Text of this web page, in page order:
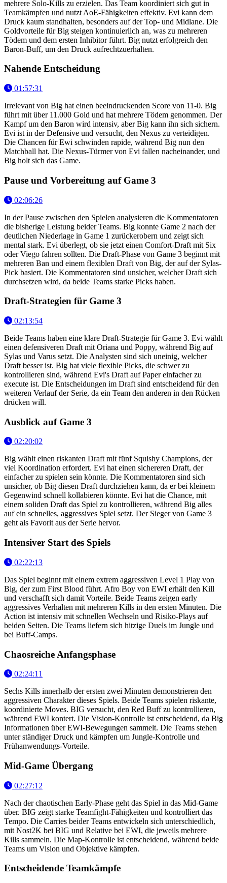
mehrere Solo-Kills zu erzielen. Das Team koordiniert sich gut in
Teamkämpfen und nutzt AoE-Fähigkeiten effektiv. Evi kann dem
Druck kaum standhalten, besonders auf der Top- und Midlane. Die
Goldvorteile für Big steigen kontinuierlich an, was zu mehreren
Tödem und dem ersten Inhibitor führt. Big nutzt erfolgreich den
Baron-Buff, um den Druck aufrechtzuerhalten.
Nahende Entscheidung
01:57:31
Irrelevant von Big hat einen beeindruckenden Score von 11-0. Big
führt mit über 11.000 Gold und hat mehrere Tödem genommen. Der
Kampf um den Baron wird intensiv, aber Big kann ihn sich sichern.
Evi ist in der Defensive und versucht, den Nexus zu verteidigen.
Die Chancen für Ewi schwinden rapide, während Big nun den
Matchball hat. Die Nexus-Türmer von Evi fallen nacheinander, und
Big holt sich das Game.
Pause und Vorbereitung auf Game 3
02:06:26
In der Pause zwischen den Spielen analysieren die Kommentatoren
die bisherige Leistung beider Teams. Big konnte Game 2 nach der
deutlichen Niederlage in Game 1 zurückerobern und zeigt sich
mental stark. Evi überlegt, ob sie jetzt einen Comfort-Draft mit Six
oder Viego fahren sollten. Die Draft-Phase von Game 3 beginnt mit
mehreren Ban und einem flexiblen Draft von Big, der auf der Sylas-
Pick basiert. Die Kommentatoren sind unsicher, welcher Draft sich
durchsetzen wird, da beide Teams starke Picks haben.
Draft-Strategien für Game 3
02:13:54
Beide Teams haben eine klare Draft-Strategie für Game 3. Evi wählt
einen defensiveren Draft mit Oriana und Poppy, während Big auf
Sylas und Varus setzt. Die Analysten sind sich uneinig, welcher
Draft besser ist. Big hat viele flexible Picks, die schwer zu
kontrollieren sind, während Evi's Draft auf Paper einfacher zu
execute ist. Die Entscheidungen im Draft sind entscheidend für den
weiteren Verlauf der Serie, da ein Team den anderen in den Rücken
drücken will.
Ausblick auf Game 3
02:20:02
Big wählt einen riskanten Draft mit fünf Squishy Champions, der
viel Koordination erfordert. Evi hat einen sichereren Draft, der
einfacher zu spielen sein könnte. Die Kommentatoren sind sich
unsicher, ob Big diesen Draft durchziehen kann, da er bei kleinem
Gegenwind schnell kollabieren könnte. Evi hat die Chance, mit
einem soliden Draft das Spiel zu kontrollieren, während Big alles
auf ein schnelles, aggressives Spiel setzt. Der Sieger von Game 3
geht als Favorit aus der Serie hervor.
Intensiver Start des Spiels
02:22:13
Das Spiel beginnt mit einem extrem aggressiven Level 1 Play von
Big, der zum First Blood führt. Afro Boy von EWI erhält den Kill
und verschafft sich damit Vorteile. Beide Teams zeigen early
aggressives Verhalten mit mehreren Kills in den ersten Minuten. Die
Action ist intensiv mit schnellen Wechseln und Risiko-Plays auf
beiden Seiten. Die Teams liefern sich hitzige Duels im Jungle und
bei Buff-Camps.
Chaosreiche Anfangsphase
02:24:11
Sechs Kills innerhalb der ersten zwei Minuten demonstrieren den
aggressiven Charakter dieses Spiels. Beide Teams spielen riskante,
koordinierte Moves. BIG versucht, den Red Buff zu kontrollieren,
während EWI kontert. Die Vision-Kontrolle ist entscheidend, da Big
Informationen über EWI-Bewegungen sammelt. Die Teams stehen
unter ständiger Druck und kämpfen um Jungle-Kontrolle und
Frühanwendungs-Vorteile.
Mid-Game Übergang
02:27:12
Nach der chaotischen Early-Phase geht das Spiel in das Mid-Game
über. BIG zeigt starke Teamfight-Fähigkeiten und kontrolliert das
Tempo. Die Carries beider Teams entwickeln sich unterschiedlich,
mit Nost2K bei BIG und Relative bei EWI, die jeweils mehrere
Kills sammeln. Die Map-Kontrolle ist entscheidend, während beide
Teams um Vision und Objektive kämpfen.
Entscheidende Teamkämpfe